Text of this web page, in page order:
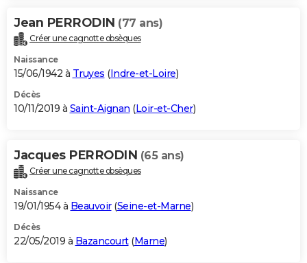
Jean PERRODIN (77 ans)
Créer une cagnotte obsèques
Naissance
15/06/1942 à Truyes (Indre-et-Loire)
Décès
10/11/2019 à Saint-Aignan (Loir-et-Cher)
Jacques PERRODIN (65 ans)
Créer une cagnotte obsèques
Naissance
19/01/1954 à Beauvoir(Seine-et-Marne)
Décès
22/05/2019 à Bazancourt(Marne)